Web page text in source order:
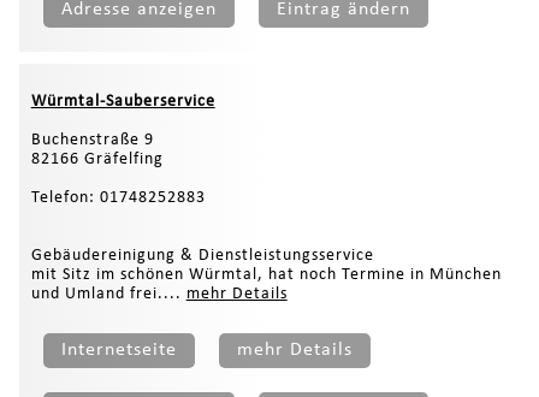
Adresse anzeigen Eintrag ändern
Würmtal-Sauberservice
Buchenstraße 9
82166 Gräfelfing
Telefon: 01748252883
Gebäudereinigung & Dienstleistungsservice
mit Sitz im schönen Würmtal, hat noch Termine in München
und Umland frei.... mehr Details
Internetseite mehr Details